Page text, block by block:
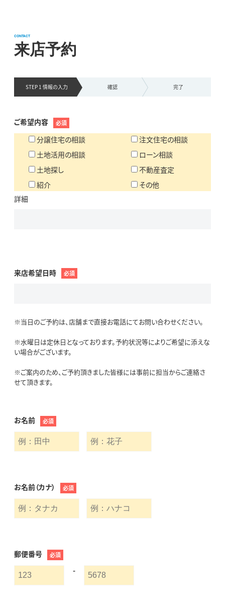
来店予約
CONTACT
STEP 1 情報の入力 確認 完了
ご希望内容 必須
分譲住宅の相談
注文住宅の相談
土地活用の相談
ローン相談
土地探し
不動産査定
紹介
その他
詳細
来店希望日時 必須
※当日のご予約は、店舗まで直接お電話にてお問い合わせください。
※水曜日は定休日となっております。予約状況等によりご希望に添えな
い場合がございます。
※ご案内のため、ご予約頂きました皆様には事前に担当からご連絡さ
せて頂きます。
お名前 必須
お名前（カナ） 必須
郵便番号 必須
-